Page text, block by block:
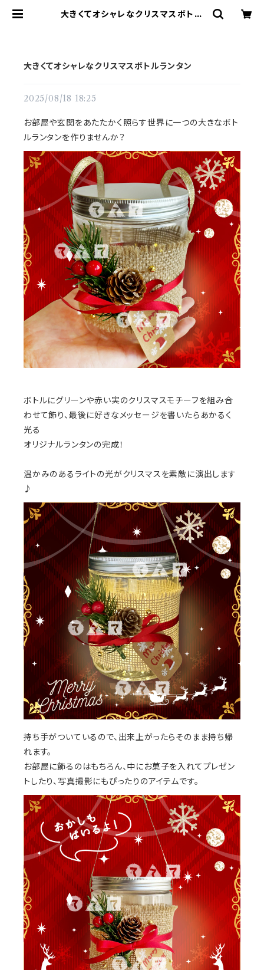
大きくてオシャレなクリスマスボトル
大きくてオシャレなクリスマスボトルランタン
2025/08/18 18:25
お部屋や玄関をあたたかく照らす世界に一つの大きなボト
ルランタンを作りませんか？
ボトルにグリーンや赤い実のクリスマスモチーフを組み合
わせて飾り、最後に好きなメッセージを書いたらあかるく
光る
オリジナルランタンの完成！
温かみのあるライトの光がクリスマスを素敵に演出します
♪
持ち手がついているので、出来上がったらそのまま持ち帰
れます。
お部屋に飾るのはもちろん、中にお菓子を入れてプレゼン
トしたり、写真撮影にもぴったりのアイテムです。